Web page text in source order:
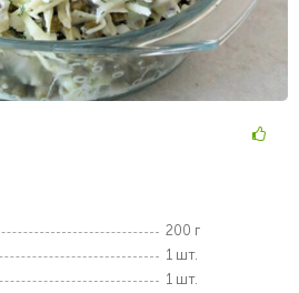
200 г
1 шт.
1 шт.